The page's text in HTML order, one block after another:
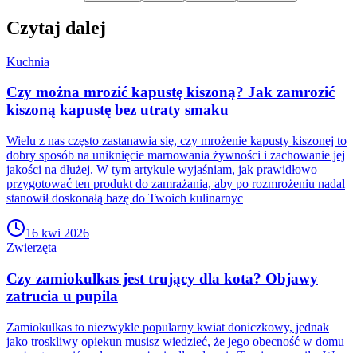
Czytaj dalej
Kuchnia
Czy można mrozić kapustę kiszoną? Jak zamrozić
kiszoną kapustę bez utraty smaku
Wielu z nas często zastanawia się, czy mrożenie kapusty kiszonej to
dobry sposób na uniknięcie marnowania żywności i zachowanie jej
jakości na dłużej. W tym artykule wyjaśniam, jak prawidłowo
przygotować ten produkt do zamrażania, aby po rozmrożeniu nadal
stanowił doskonałą bazę do Twoich kulinarnyc
16 kwi 2026
Zwierzęta
Czy zamiokulkas jest trujący dla kota? Objawy
zatrucia u pupila
Zamiokulkas to niezwykle popularny kwiat doniczkowy, jednak
jako troskliwy opiekun musisz wiedzieć, że jego obecność w domu